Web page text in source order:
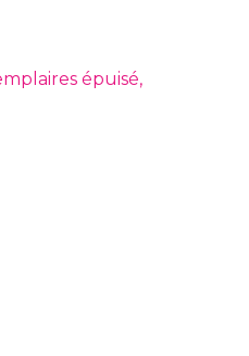
épuisé,